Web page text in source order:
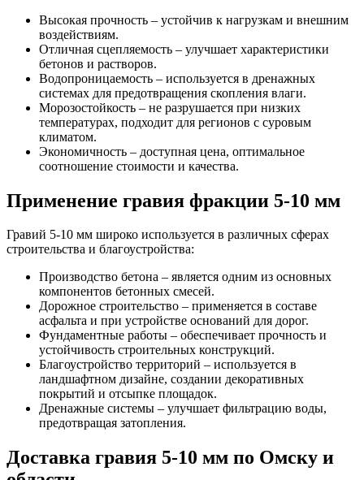
Высокая прочность – устойчив к нагрузкам и внешним
воздействиям.
Отличная сцепляемость – улучшает характеристики
бетонов и растворов.
Водопроницаемость – используется в дренажных
системах для предотвращения скопления влаги.
Морозостойкость – не разрушается при низких
температурах, подходит для регионов с суровым
климатом.
Экономичность – доступная цена, оптимальное
соотношение стоимости и качества.
Применение гравия фракции 5-10 мм
Гравий 5-10 мм широко используется в различных сферах
строительства и благоустройства:
Производство бетона – является одним из основных
компонентов бетонных смесей.
Дорожное строительство – применяется в составе
асфальта и при устройстве оснований для дорог.
Фундаментные работы – обеспечивает прочность и
устойчивость строительных конструкций.
Благоустройство территорий – используется в
ландшафтном дизайне, создании декоративных
покрытий и отсыпке площадок.
Дренажные системы – улучшает фильтрацию воды,
предотвращая затопления.
Доставка гравия 5-10 мм по Омску и